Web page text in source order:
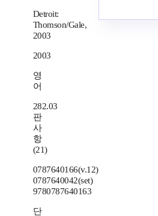
Detroit:
Thomson/Gale,
2003
2003
영
어
282.03
판
사
항
(21)
0787640166(v.12)
0787640042(set)
9780787640163
단